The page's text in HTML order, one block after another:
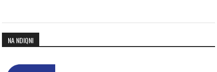
NA NDIQNI